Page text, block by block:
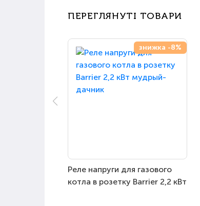
ПЕРЕГЛЯНУТІ ТОВАРИ
знижка -8%
Реле напруги для газового
котла в розетку Barrier 2,2 кВт